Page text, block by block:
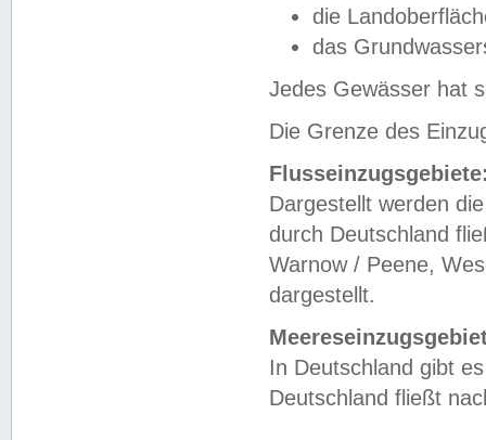
die
das
Jedes Gewässer hat
Die Grenze des
Dargestellt werden
durch Deutschland
Warnow / Peene,
dargestellt.
In Deutschland gibt
Deutschland fließt